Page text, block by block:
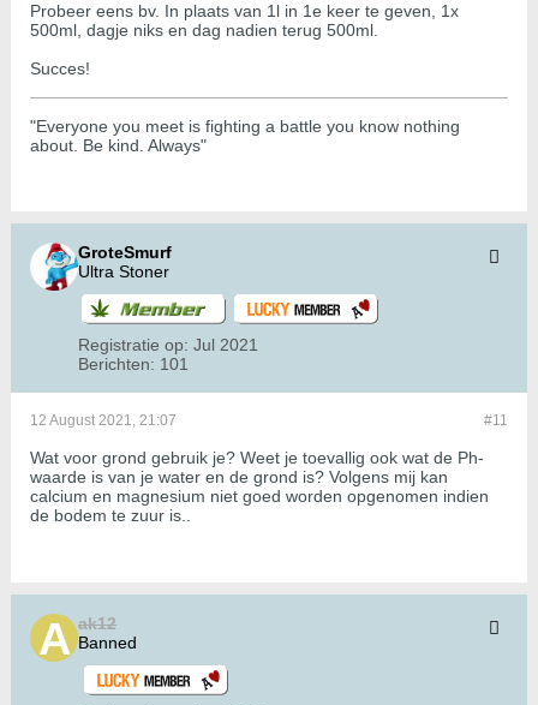
Probeer eens bv. In plaats van 1l in 1e keer te geven, 1x
500ml, dagje niks en dag nadien terug 500ml.
Succes!
"Everyone you meet is fighting a battle you know nothing
about. Be kind. Always"
GroteSmurf
Ultra Stoner
Registratie op: Jul 2021
Berichten: 101
#11
12 August 2021, 21:07
Wat voor grond gebruik je? Weet je toevallig ook wat de Ph-
waarde is van je water en de grond is? Volgens mij kan
calcium en magnesium niet goed worden opgenomen indien
de bodem te zuur is..
ak12
Banned